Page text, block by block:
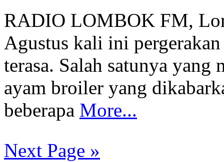
RADIO LOMBOK FM,
Agustus kali ini
terasa. Salah satunya
ayam broiler yang
beberapa More...
Next Page »